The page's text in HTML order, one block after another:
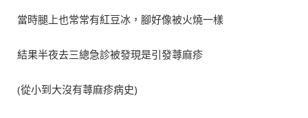
當時腿上也常常有紅豆冰，腳好像被火燒一樣
結果半夜去三總急診被發現是引發蕁麻疹
(從小到大沒有蕁麻疹病史)